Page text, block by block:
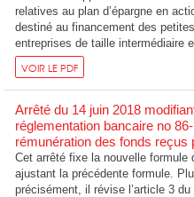
relatives au plan d’épargne en
destiné au financement des
entreprises de taille intermédiaire
VOIR LE PDF
Arrêté du 14 juin 2018
réglementation bancaire no
rémunération des fonds
Cet arrêté fixe la nouvelle
ajustant la précédente formule.
précisément, il révise l’article 3